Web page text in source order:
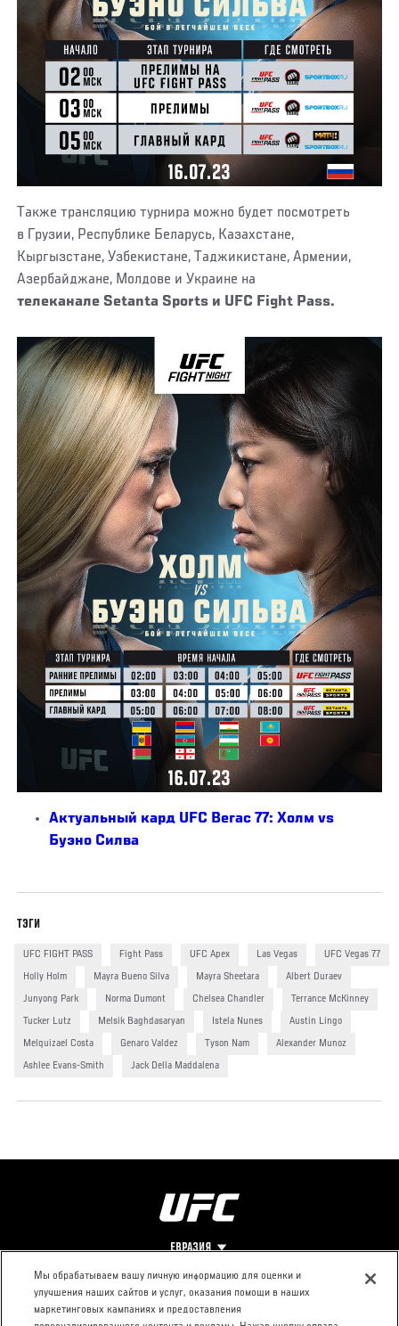
Также трансляцию турнира можно будет посмотреть
в Грузии, Республике Беларусь, Казахстане,
Кыргызстане, Узбекистане, Таджикистане, Армении,
Азербайджане, Молдове и Украине на
телеканале Setanta Sports и UFC Fight Pass.
Актуальный кард UFC Вегас 77: Холм vs
Буэно Силва
ТЭГИ
UFC FIGHT PASS Fight Pass UFC Apex Las Vegas UFC Vegas 77
Holly Holm Mayra Bueno Silva Mayra Sheetara Albert Duraev
Junyong Park Norma Dumont Chelsea Chandler Terrance McKinney
Tucker Lutz Melsik Baghdasaryan Istela Nunes Austin Lingo
Melquizael Costa Genaro Valdez Tyson Nam Alexander Munoz
Ashlee Evans-Smith Jack Della Maddalena
ЕВРАЗИЯ
Footer
О UFC
КОНТАКТЫ
Мы обрабатываем вашу личную информацию для оценки и
улучшения наших сайтов и услуг, оказания помощи в наших
маркетинговых кампаниях и предоставления